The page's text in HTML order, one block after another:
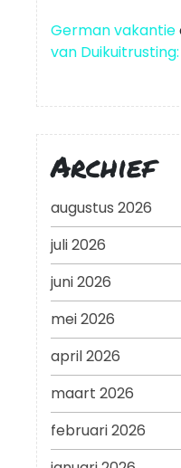
German vakantie
van
Archief
augustus 2026
juli 2026
juni 2026
mei 2026
april 2026
maart 2026
februari 2026